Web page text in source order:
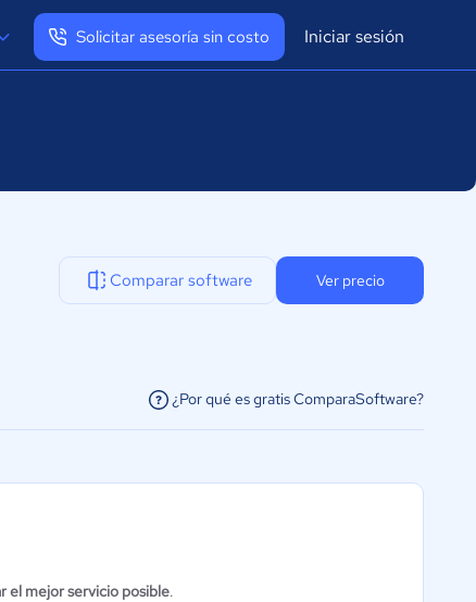
Solicitar asesoría sin costo Iniciar sesión
Comparar software Ver precio
¿Por qué es gratis ComparaSoftware?
Exablox
el mejor servicio posible.